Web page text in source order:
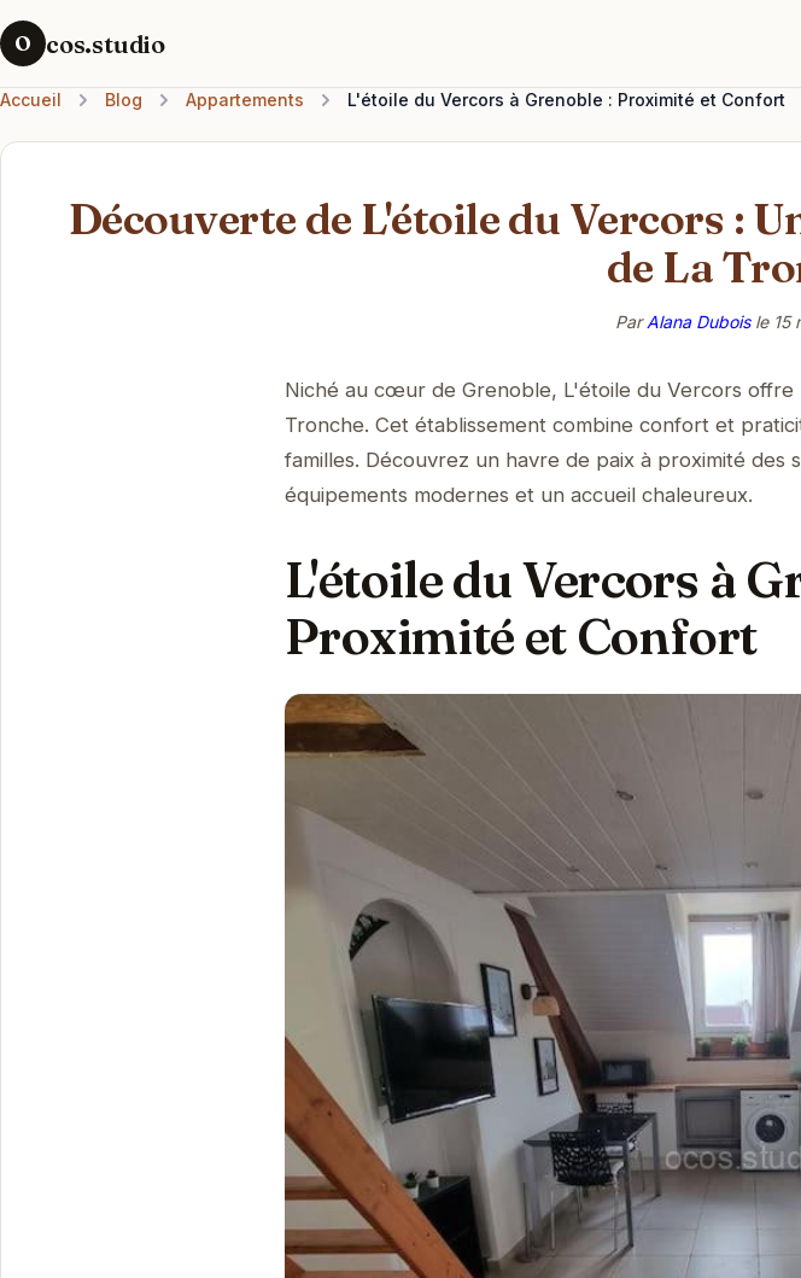
O cos.studio
Accueil Blog Appartements L'étoile du Vercors à Grenoble : Proximité et Confort
Découverte de L'étoile du Vercors :
de La
ParAlana Duboisle 15
Niché au cœur de Grenoble, L'étoile du Vercors offre
Tronche. Cet établissement combine confort et
familles. Découvrez un havre de paix à proximité des
équipements modernes et un accueil chaleureux.
L'étoile du Vercors à
Proximité et Confort